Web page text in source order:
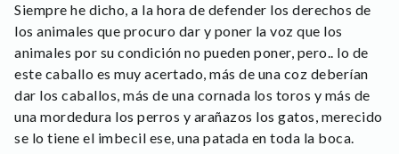
Siempre he dicho, a la hora de defender los derechos de
los animales que procuro dar y poner la voz que los
animales por su condición no pueden poner, pero.. lo de
este caballo es muy acertado, más de una coz deberían
dar los caballos, más de una cornada los toros y más de
una mordedura los perros y arañazos los gatos, merecido
se lo tiene el imbecil ese, una patada en toda la boca.